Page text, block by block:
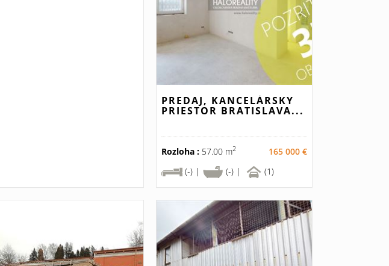
PREDAJ, KANCELÁRSKY
PRIESTOR BRATISLAVA...
Rozloha : 57.00 m2
165 000 €
(-) |
(-) | (1)